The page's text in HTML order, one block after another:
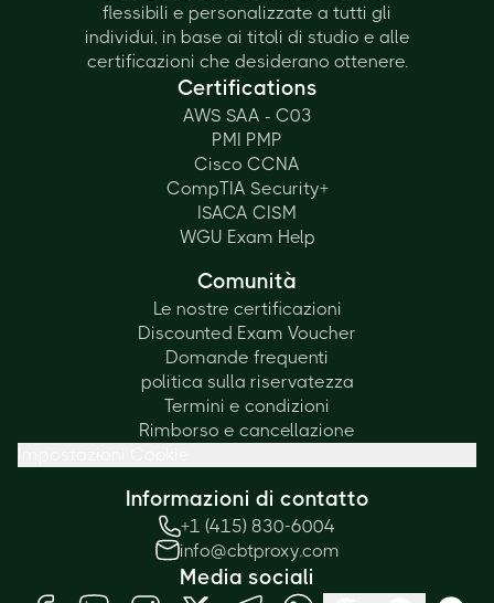
flessibili e personalizzate a tutti gli
individui, in base ai titoli di studio e alle
certificazioni che desiderano ottenere.
Certifications
AWS SAA - C03
PMI PMP
Cisco CCNA
CompTIA Security+
ISACA CISM
WGU Exam Help
Comunità
Le nostre certificazioni
Discounted Exam Voucher
Domande frequenti
politica sulla riservatezza
Termini e condizioni
Rimborso e cancellazione
Informazioni di contatto
+1 (415) 830-6004
info@cbtproxy.com
Media sociali